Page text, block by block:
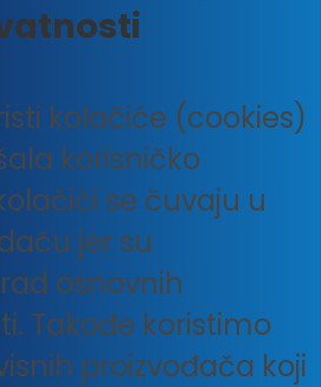
kolačiće (cookies)
korisničko
se čuvaju u
jer su
osnovnih
Takođe koristimo
proizvođača koji